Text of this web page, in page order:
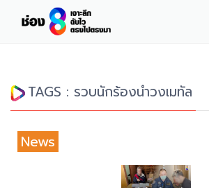
TAGS : รวบนักร้องนำวงเมทัล
News